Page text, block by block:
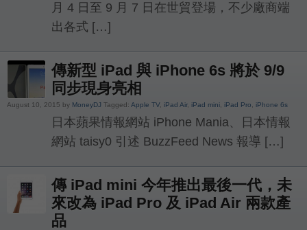
月 4 日至 9 月 7 日在世貿登場，不少廠商端
出各式 […]
傳新型 iPad 與 iPhone 6s 將於 9/9
同步現身亮相
August 10, 2015 by MoneyDJ Tagged: Apple TV, iPad Air, iPad mini iPad Pro iPhone 6s
日本蘋果情報網站 iPhone Mania、日本情報
網站 taisy0 引述 BuzzFeed News 報導 […]
傳 iPad mini 今年推出最後一代，未
來改為 iPad Pro 及 iPad Air 兩款產
品